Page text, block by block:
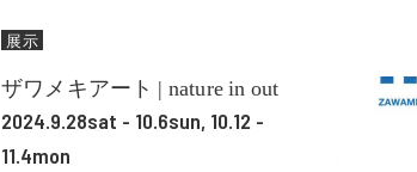
展示
ザワメキアート | nature in out
2024.9.28sat - 10.6sun, 10.12 -
11.4mon